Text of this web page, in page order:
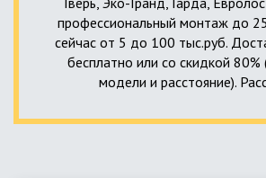
профессиональный монтаж до
сейчас от 5 до 100 тыс.руб.
бесплатно или со скидкой 80%
модели и расстояние).